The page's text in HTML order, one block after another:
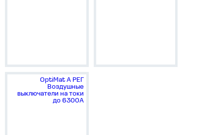
OptiMat A РЕГ
Воздушные
выключатели на токи
до 6300А